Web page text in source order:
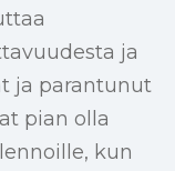
ja
ja parantunut
pian olla
kun